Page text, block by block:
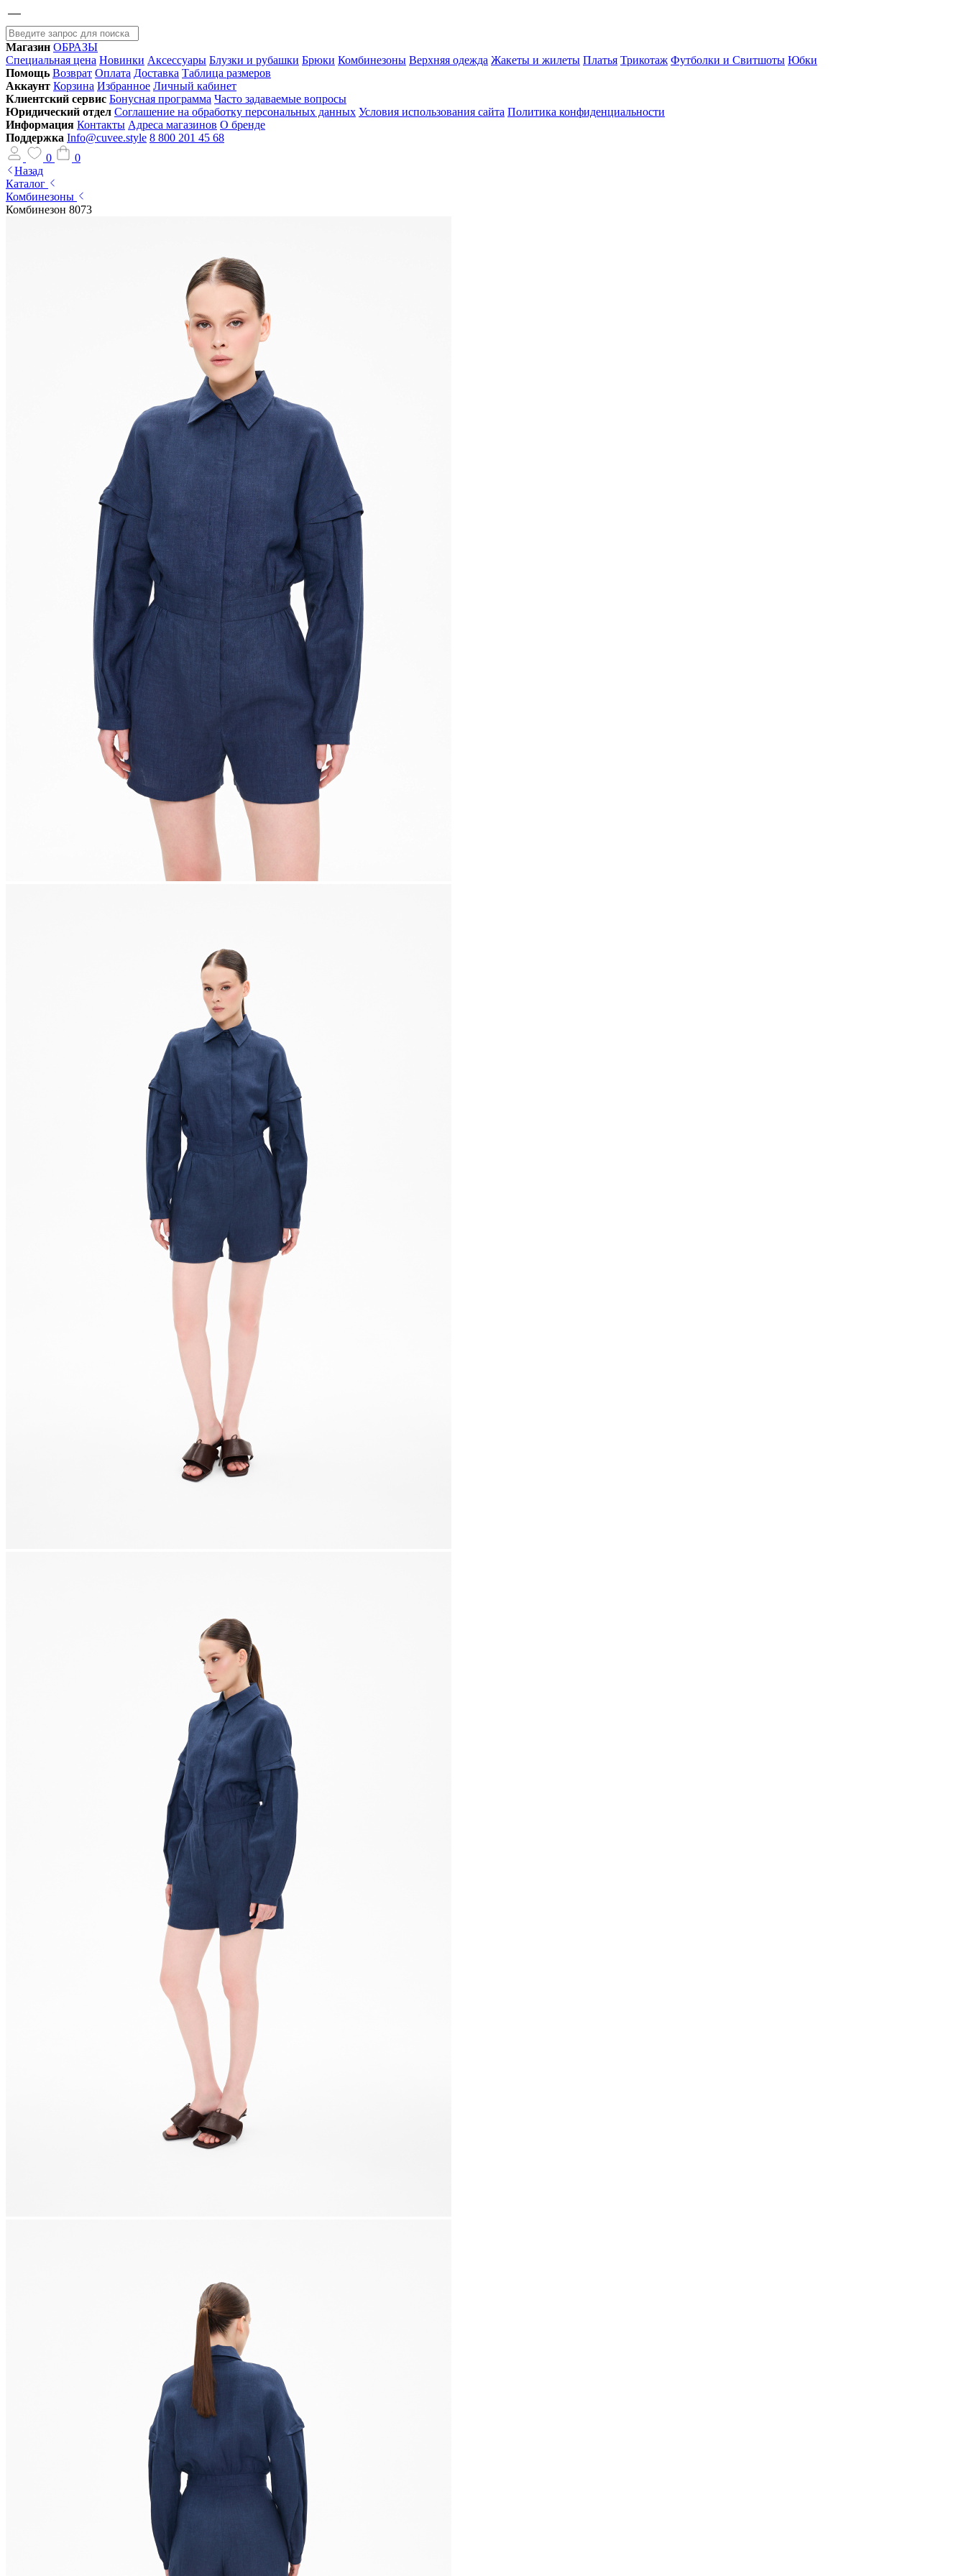
Магазин ОБРАЗЫ
Специальная цена Новинки Аксессуары Блузки и рубашки Брюки Комбинезоны Верхняя одежда Жакеты и жилеты Платья Трикотаж Футболки и Свитшоты Юбки
Помощь Возврат Оплата Доставка Таблица размеров
Аккаунт Корзина Избранное Личный кабинет
Клиентский сервис Бонусная программа Часто задаваемые вопросы
Юридический отдел Соглашение на обработку персональных данных Условия использования сайта Политика конфиденциальности
Информация Контакты Адреса магазинов О бренде
Поддержка Info@cuvee.style 8 800 201 45 68
0
0
Назад
Каталог
Комбинезоны
Комбинезон 8073